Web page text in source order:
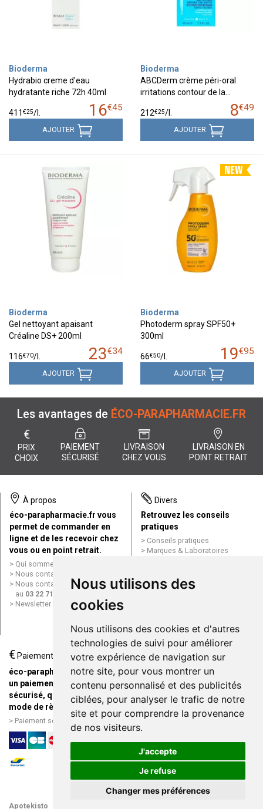
Nous utilisons des
cookies
Nous utilisons des cookies et d'autres
technologies de suivi pour améliorer
votre expérience de navigation sur
notre site, pour vous montrer un
contenu personnalisé et des publicités
ciblées, pour analyser le trafic de notre
site et pour comprendre la provenance
de nos visiteurs.
J'accepte
Je refuse
Changer mes préférences
Bioderma
Hydrabio creme d'eau
hydratante riche 72h 40ml
16€45
411 €25/
AJOUTER
Bioderma
ABCDerm crème péri-oral
irritations contour de la…
8€49
212€25/
AJOUTER
Bioderma
Gel nettoyant apaisant
Créaline DS+ 200ml
23€34
116€70/
AJOUTER
Bioderma
Photoderm spray SPF50+
300ml
19€95
66€50/
AJOUTER
Les avantages de ÉCO-PARAPHARMACIE.FR
€
PRIX
CHOIX
PAIEMENT
SÉCURISÉ
LIVRAISON
CHEZ VOUS
LIVRAISON EN
POINT RETRAIT
À propos
éco-parapharmacie.fr vous
permet de commander en
ligne et de les recevoir chez
vous ou en point retrait.
Qui sommes nous ?
Nous contacter par e-mail
Nous contacter par téléphone
au 03 22 71 64 10
Newsletter
Divers
Retrouvez les conseils
pratiques
Conseils pratiques
Marques & Laboratoires
Mentions légales
Données personnelles
ligne
€ Paiement
éco-parapharmacie.fr offre
un paiement entièrement
sécurisé, quel que soit le
mode de règlement
Paiement sécurisé et simple
Livraison / Point retrait
Commandez en ligne et
recevez votre commande
rapidement chez vous ou en
point retrait
Livraison chez vous ou en
Apotekisto